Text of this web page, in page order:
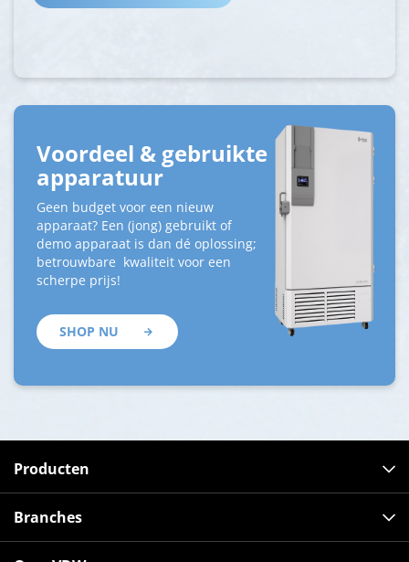
Voordeel & gebruikte
apparatuur
Geen budget voor een nieuw
apparaat? Een (jong) gebruikt of
demo apparaat is dan dé oplossing;
betrouwbare kwaliteit voor een
scherpe prijs!
SHOP NU
Producten
Branches